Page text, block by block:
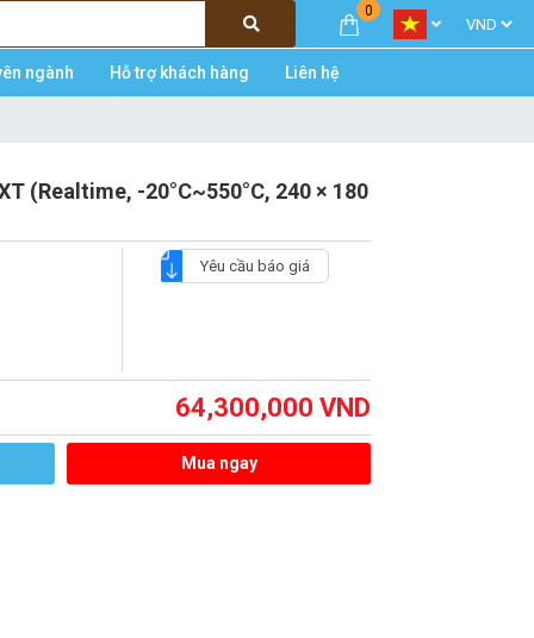
0
ngành Hỗ trợ khách hàng Liên hệ
(Realtime, -20°C~550°C, 240 × 180
Yêu cầu báo giá
64,300,000 VND
Mua ngay